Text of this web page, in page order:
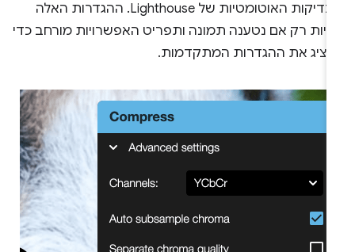
הבדיקות האוטומטיות של Lighthouse. ההגדרות האלה
רק אם נטענה תמונה ותפריט האפשרויות מורחב כדי
את ההגדרות המתקדמות.